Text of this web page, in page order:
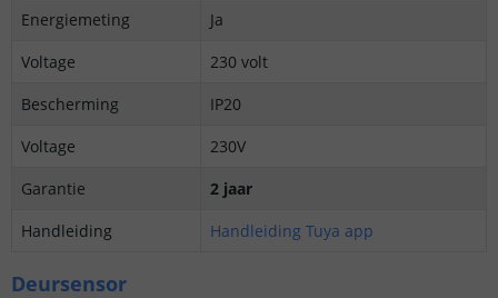
Energiemeting
Ja
Voltage
230 volt
Bescherming
IP20
Voltage
230V
Garantie
2 jaar
Handleiding
Handleiding Tuya app
Deursensor